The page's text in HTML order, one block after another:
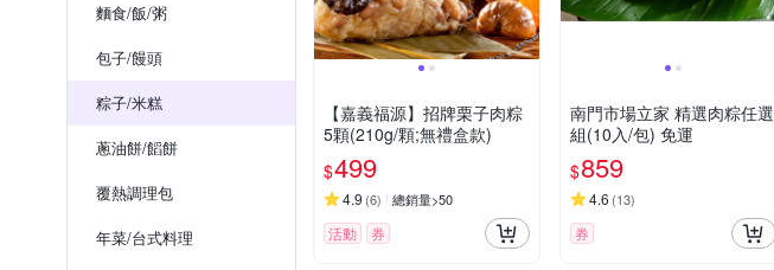
麵食/飯/粥
包子/饅頭
粽子/米糕
蔥油餅/饀餅
覆熱調理包
年菜/台式料理
【嘉義福源】招牌栗子肉粽
5顆(210g/顆;無禮盒款)
$499
4.9 (6) 總銷量>50
活動 券
南門市場立家 精選肉粽任選
組(10入/包) 免運
$859
4.6 (13)
券